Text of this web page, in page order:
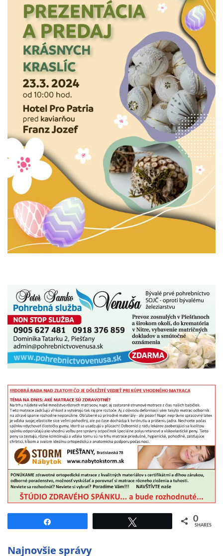
0
SHARES
Najnovšie správy